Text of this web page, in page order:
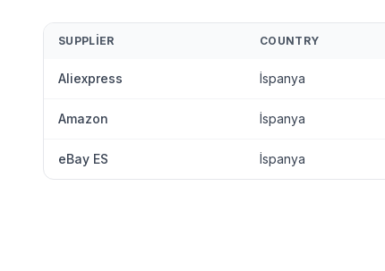
SUPPLIER COUNTRY
Aliexpress İspanya
Amazon İspanya
eBay ES İspanya